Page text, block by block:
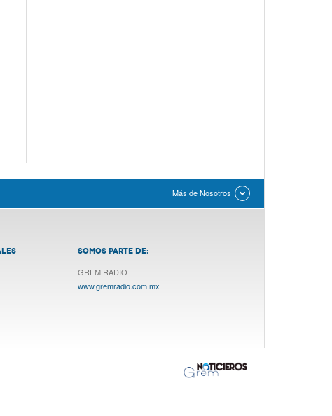
Más de Nosotros
SOMOS PARTE DE:
GREM RADIO
www.gremradio.com.mx